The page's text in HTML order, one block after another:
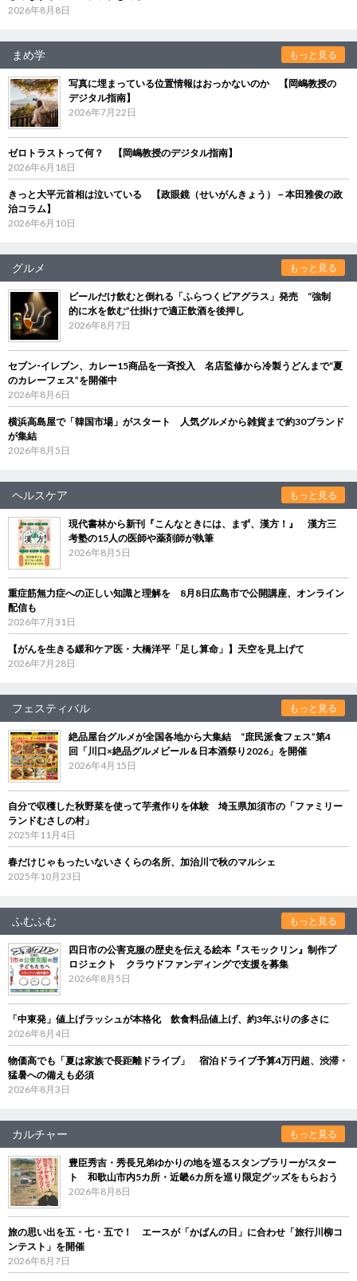
2026年8月8日
まめ学 もっと見る
写真に埋まっている位置情報はおっかないのか 【岡嶋教授の
デジタル指南】
2026年7月22日
ゼロトラストって何？ 【岡嶋教授のデジタル指南】
2026年6月18日
きっと大平元首相は泣いている 【政眼鏡（せいがんきょう）－本田雅俊の政
治コラム】
2026年6月10日
グルメ もっと見る
ビールだけ飲むと倒れる「ふらつくビアグラス」発売 “強制
的に水を飲む”仕掛けで適正飲酒を後押し
2026年8月7日
セブン‐イレブン、カレー15商品を一斉投入 名店監修から冷製うどんまで“夏
のカレーフェス”を開催中
2026年8月6日
横浜高島屋で「韓国市場」がスタート 人気グルメから雑貨まで約30ブランド
が集結
2026年8月5日
ヘルスケア もっと見る
現代書林から新刊『こんなときには、まず、漢方！』 漢方三
考塾の15人の医師や薬剤師が執筆
2026年8月5日
重症筋無力症への正しい知識と理解を 8月8日広島市で公開講座、オンライン
配信も
2026年7月31日
【がんを生きる緩和ケア医・大橋洋平「足し算命」】天空を見上げて
2026年7月28日
フェスティバル もっと見る
絶品屋台グルメが全国各地から大集結 “庶民派食フェス”第4
回「川口×絶品グルメビール＆日本酒祭り2026」を開催
2026年4月15日
自分で収穫した秋野菜を使って芋煮作りを体験 埼玉県加須市の「ファミリー
ランドむさしの村」
2025年11月4日
春だけじゃもったいないさくらの名所、加治川で秋のマルシェ
2025年10月23日
ふむふむ もっと見る
四日市の公害克服の歴史を伝える絵本『スモックリン』制作プ
ロジェクト クラウドファンディングで支援を募集
2026年8月5日
「中東発」値上げラッシュが本格化 飲食料品値上げ、約3年ぶりの多さに
2026年8月4日
物価高でも「夏は家族で長距離ドライブ」 宿泊ドライブ予算4万円超、渋滞・
猛暑への備えも必須
2026年8月3日
カルチャー もっと見る
豊臣秀吉・秀長兄弟ゆかりの地を巡るスタンプラリーがスター
ト 和歌山市内5カ所・近畿6カ所を巡り限定グッズをもらおう
2026年8月8日
旅の思い出を五・七・五で！ エースが「かばんの日」に合わせ「旅行川柳コ
ンテスト」を開催
2026年8月7日